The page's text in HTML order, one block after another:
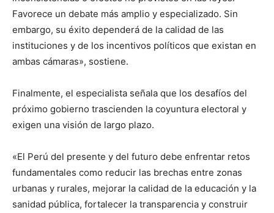
Favorece un debate más amplio y especializado. Sin
embargo, su éxito dependerá de la calidad de las
instituciones y de los incentivos políticos que existan en
ambas cámaras», sostiene.
Finalmente, el especialista señala que los desafíos del
próximo gobierno trascienden la coyuntura electoral y
exigen una visión de largo plazo.
«El Perú del presente y del futuro debe enfrentar retos
fundamentales como reducir las brechas entre zonas
urbanas y rurales, mejorar la calidad de la educación y la
sanidad pública, fortalecer la transparencia y construir